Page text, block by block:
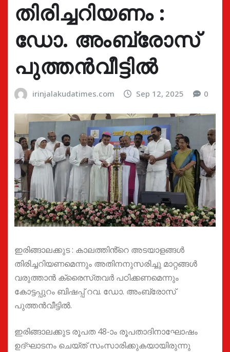
തിരിച്ചറിയണം :
ഡോ. അംബ്രോസ്
പുത്തൻവീട്ടിൽ
irinjalakudatimes.com Sep 12, 2025 0
ഇരിങ്ങാലക്കുട : കാലത്തിൻ്റെ അടയാളങ്ങൾ
തിരിച്ചറിയണമെന്നും അതിനനുസരിച്ചു മാറ്റങ്ങൾ
വരുത്താൻ ക്രൈസ്‌തവർ പഠിക്കണമെന്നും
കോട്ടപ്പുറം ബിഷപ്പ് റവ. ഡോ. അംബ്രോസ്
പുത്തൻവീട്ടിൽ.
ഇരിങ്ങാലക്കുട രൂപത 48-ാം രൂപതാദിനാഘോഷം
ഉദ്ഘാടനം ചെയ്ത് സംസാരിക്കുകയായിരുന്നു